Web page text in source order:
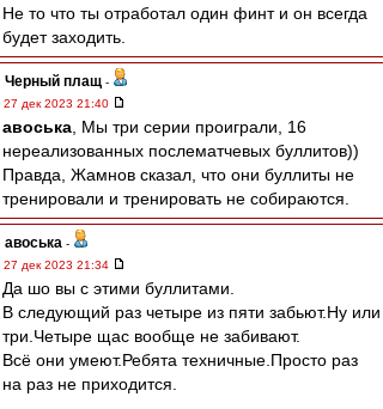
Не то что ты отработал один финт и он всегда
будет заходить.
Черный плащ -
27 дек 2023 21:40
авоська , Мы три серии проиграли, 16
нереализованных послематчевых буллитов))
Правда, Жамнов сказал, что они буллиты не
тренировали и тренировать не собираются.
авоська -
27 дек 2023 21:34
Да шо вы с этими буллитами.
В следующий раз четыре из пяти забьют.Ну или
три.Четыре щас вообще не забивают.
Всё они умеют.Ребята техничные.Просто раз
на раз не приходится.